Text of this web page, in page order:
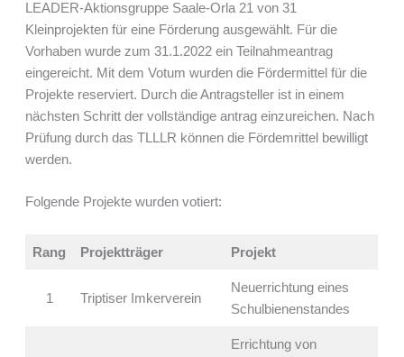
LEADER-Aktionsgruppe Saale-Orla 21 von 31
Kleinprojekten für eine Förderung ausgewählt. Für die
Vorhaben wurde zum 31.1.2022 ein Teilnahmeantrag
eingereicht. Mit dem Votum wurden die Fördermittel für die
Projekte reserviert. Durch die Antragsteller ist in einem
nächsten Schritt der vollständige antrag einzureichen. Nach
Prüfung durch das TLLLR können die Fördemrittel bewilligt
werden.
Folgende Projekte wurden votiert:
Rang Projektträger Projekt
1 Triptiser Imkerverein
Neuerrichtung eines
Schulbienenstandes
Errichtung von